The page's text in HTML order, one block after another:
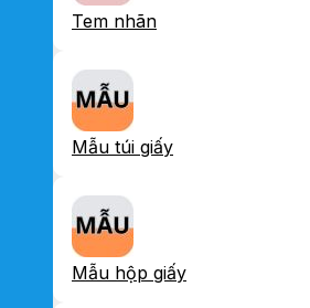
Tem nhãn
Mẫu túi giấy
Mẫu hộp giấy